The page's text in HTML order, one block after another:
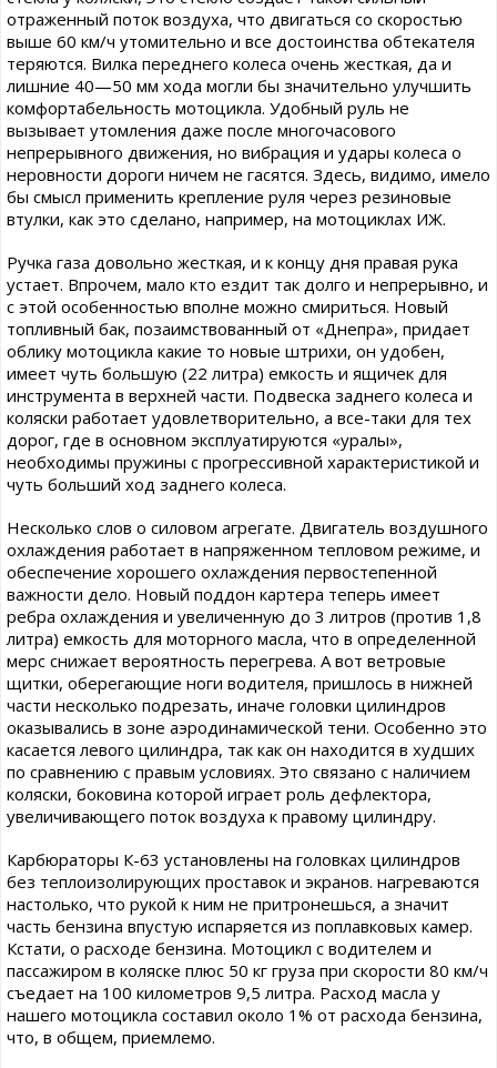
отраженный поток воздуха, что двигаться со скоростью
выше 60 км/ч утомительно и все достоинства обтекателя
теряются. Вилка переднего колеса очень жесткая, да и
лишние 40—50 мм хода могли бы значительно улучшить
комфортабельность мотоцикла. Удобный руль не
вызывает утомления даже после многочасового
непрерывного движения, но вибрация и удары колеса о
неровности дороги ничем не гасятся. Здесь, видимо, имело
бы смысл применить крепление руля через резиновые
втулки, как это сделано, например, на мотоциклах ИЖ.
Ручка газа довольно жесткая, и к концу дня правая рука
устает. Впрочем, мало кто ездит так долго и непрерывно, и
с этой особенностью вполне можно смириться. Новый
топливный бак, позаимствованный от «Днепра», придает
облику мотоцикла какие то новые штрихи, он удобен,
имеет чуть большую (22 литра) емкость и ящичек для
инструмента в верхней части. Подвеска заднего колеса и
коляски работает удовлетворительно, а все-таки для тех
дорог, где в основном эксплуатируются «уралы»,
необходимы пружины с прогрессивной характеристикой и
чуть больший ход заднего колеса.
Несколько слов о силовом агрегате. Двигатель воздушного
охлаждения работает в напряженном тепловом режиме, и
обеспечение хорошего охлаждения первостепенной
важности дело. Новый поддон картера теперь имеет
ребра охлаждения и увеличенную до 3 литров (против 1,8
литра) емкость для моторного масла, что в определенной
мерс снижает вероятность перегрева. А вот ветровые
щитки, оберегающие ноги водителя, пришлось в нижней
части несколько подрезать, иначе головки цилиндров
оказывались в зоне аэродинамической тени. Особенно это
касается левого цилиндра, так как он находится в худших
по сравнению с правым условиях. Это связано с наличием
коляски, боковина которой играет роль дефлектора,
увеличивающего поток воздуха к правому цилиндру.
Карбюраторы К-63 установлены на головках цилиндров
без теплоизолирующих проставок и экранов. нагреваются
настолько, что рукой к ним не притронешься, а значит
часть бензина впустую испаряется из поплавковых камер.
Кстати, о расходе бензина. Мотоцикл с водителем и
пассажиром в коляске плюс 50 кг груза при скорости 80 км/ч
съедает на 100 километров 9,5 литра. Расход масла у
нашего мотоцикла составил около 1% от расхода бензина,
что, в общем, приемлемо.